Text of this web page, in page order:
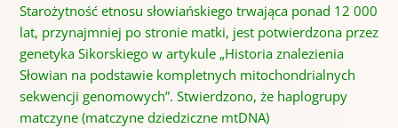
Starożytność etnosu słowiańskiego trwająca ponad 12 000
lat, przynajmniej po stronie matki, jest potwierdzona przez
genetyka Sikorskiego w artykule „Historia znalezienia
Słowian na podstawie kompletnych mitochondrialnych
sekwencji genomowych”. Stwierdzono, że haplogrupy
matczyne (matczyne dziedziczne mtDNA)